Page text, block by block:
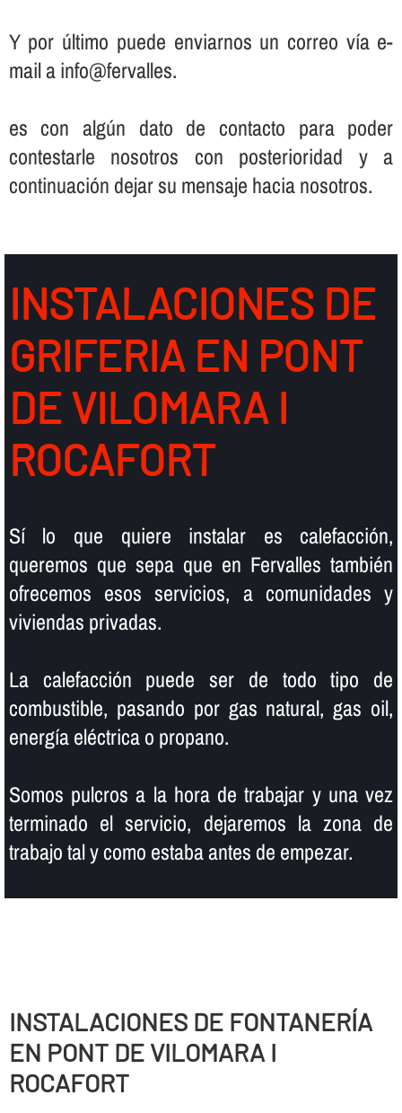
Y por último puede enviarnos un correo ví­a e-
mail a info@fervalles.
es con algún dato de contacto para poder
contestarle nosotros con posterioridad y a
continuación dejar su mensaje hacia nosotros.
INSTALACIONES DE
GRIFERIA EN PONT
DE VILOMARA I
ROCAFORT
Sí­ lo que quiere instalar es calefacción,
queremos que sepa que en Fervalles también
ofrecemos esos servicios, a comunidades y
viviendas privadas.
La calefacción puede ser de todo tipo de
combustible, pasando por gas natural, gas oil,
energí­a eléctrica o propano.
Somos pulcros a la hora de trabajar y una vez
terminado el servicio, dejaremos la zona de
trabajo tal y como estaba antes de empezar.
INSTALACIONES DE FONTANERÍ­A
EN PONT DE VILOMARA I
ROCAFORT